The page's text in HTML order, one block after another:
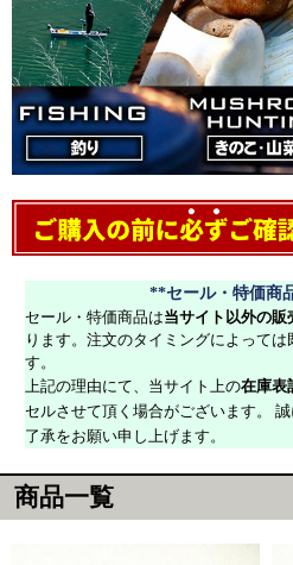
**セール・特価商
セール・特価商品は当サイト以外の
ります。注文のタイミングによって
す。
上記の理由にて、当サイト上の在庫表
セルさせて頂く場合がございます。
了承をお願い申し上げます。
商品一覧